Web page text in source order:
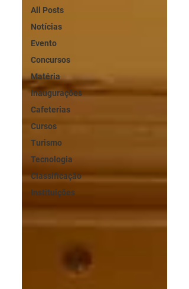
All Posts
Notícias
Evento
Concursos
Matéria
Inaugurações
Cafeterias
Cursos
Turismo
Tecnologia
Classificação
Instituições